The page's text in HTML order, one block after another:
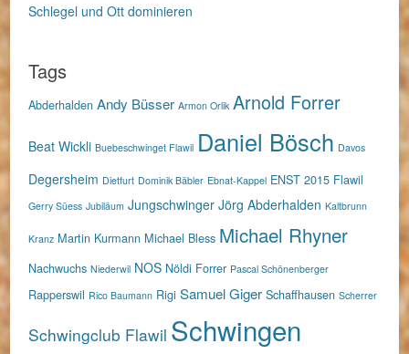
Schlegel und Ott dominieren
Tags
Abderhalden Andy Büsser Armon Orlik Arnold Forrer
Beat Wickli Buebeschwinget Flawil Daniel Bösch Davos
Degersheim Dietfurt Dominik Bäbler Ebnat-Kappel ENST 2015 Flawil
Gerry Süess Jubiläum Jungschwinger Jörg Abderhalden Kaltbrunn
Kranz Martin Kurmann Michael Bless Michael Rhyner
Nachwuchs Niederwil NOS Nöldi Forrer Pascal Schönenberger
Rapperswil Rico Baumann Rigi Samuel Giger Schaffhausen Scherrer
Schwingclub Flawil Schwingen